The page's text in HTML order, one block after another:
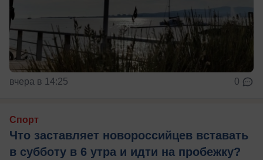
вчера в 14:25 0
Спорт
Что заставляет новороссийцев вставать
в субботу в 6 утра и идти на пробежку?